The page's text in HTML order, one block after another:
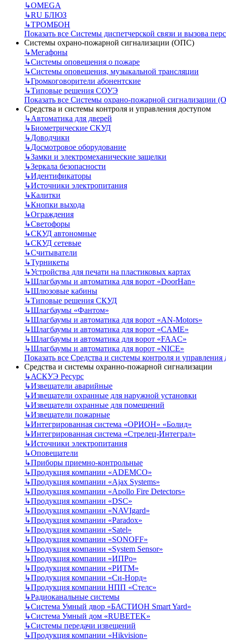
↳OMEGA
↳RU БЛЮЗ
↳ТРОМБОН
Показать все Системы диспетчерской связи и вызова
Системы охрано-пожарной сигнализации (ОПС)
↳Мегафоны
↳Системы оповещения о пожаре
↳Системы оповещения, музыкальной трансляции
↳Громкоговорители абонентские
↳Типовые решения СОУЭ
Показать все Системы охрано-пожарной сигнализации
Средства и системы контроля и управления доступом
↳Автоматика для дверей
↳Биометрические СКУД
↳Доводчики
↳Досмотровое оборудование
↳Замки и электромеханические защелки
↳Зеркала безопасности
↳Идентификаторы
↳Источники электропитания
↳Калитки
↳Кнопки выхода
↳Ограждения
↳Светофоры
↳СКУД автономные
↳СКУД сетевые
↳Считыватели
↳Турникеты
↳Устройства для печати на пластиковых картах
↳Шлагбаумы и автоматика для ворот «DoorHan»
↳Шлюзовые кабины
↳Типовые решения СКУД
↳Шлагбаумы «Фантом»
↳Шлагбаумы и автоматика для ворот «AN-Motors»
↳Шлагбаумы и автоматика для ворот «CAME»
↳Шлагбаумы и автоматика для ворот «FAAC»
↳Шлагбаумы и автоматика для ворот «NICE»
Показать все Средства и системы контроля и управления
Средства и системы охранно-пожарной сигнализации
↳АСКУЭ Ресурс
↳Извещатели аварийные
↳Извещатели охранные для наружной установки
↳Извещатели охранные для помещений
↳Извещатели пожарные
↳Интегрированная система «ОРИОН» «Болид»
↳Интегрированная система «Стрелец-Интеграл»
↳Источники электропитания
↳Оповещатели
↳Приборы приемно-контрольные
↳Продукция компании «ADEMCO»
↳Продукция компании «Ajax Systems»
↳Продукция компании «Apollo Fire Detectors»
↳Продукция компании «DSC»
↳Продукция компании «NAVIgard»
↳Продукция компании «Paradox»
↳Продукция компании «Satel»
↳Продукция компании «SONOFF»
↳Продукция компании «System Sensor»
↳Продукция компании «ИПРо»
↳Продукция компании «РИТМ»
↳Продукция компании «Си-Норд»
↳Продукция компании НПП «Стелс»
↳Радиоканальные системы
↳Система Умный двор «БАСТИОН Smart Yard»
↳Система Умный дом «RUBETEK»
↳Системы передачи извещений
↳Продукция компании «Hikvision»